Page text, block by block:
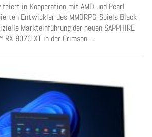
feiert in Kooperation mit AMD und Pearl
Entwickler des MMORPG-Spiels Black
Markteinführung der neuen SAPPHIRE
RX 9070 XT in der Crimson ...